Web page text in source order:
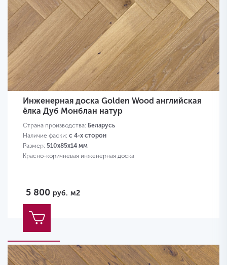
Инженерная доска Golden Wood английская
ёлка Дуб Монблан натур
Страна производства: Беларусь
Наличие фаски: с 4-х сторон
Размер: 510х85х14 мм
Красно-коричневая инженерная доска
5 800 руб. м2